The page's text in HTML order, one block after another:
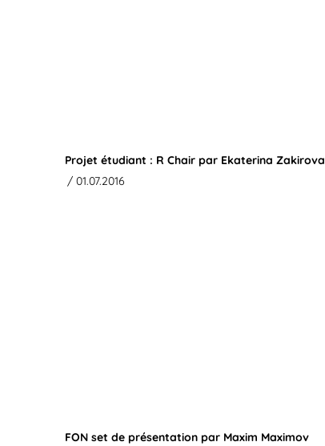
Projet étudiant : R Chair par Ekaterina Zakirova
/ 01.07.2016
FON set de présentation par Maxim Maximov